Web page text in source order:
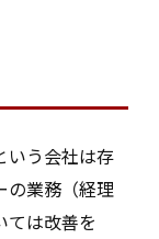
いう会社は存
の業務（経理
ては改善を